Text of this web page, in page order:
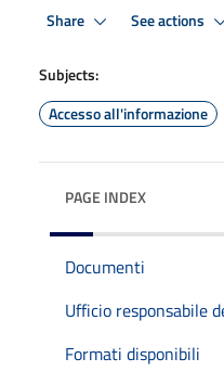
Share See actions
Subjects:
Accesso all'informazione
PAGE INDEX
Documenti
Ufficio responsabile
Formati disponibili